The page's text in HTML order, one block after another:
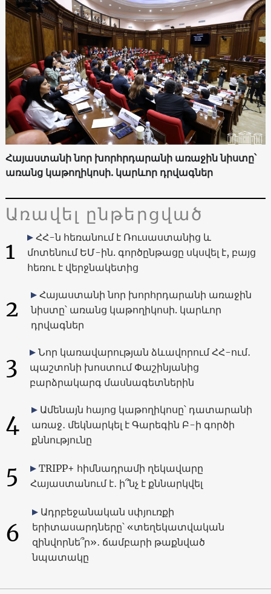
Հայաստանի նոր խորհրդարանի առաջին նիստը՝
առանց կաթողիկոսի. կարևոր դրվագներ
Առավել ընթերցված
1
ՀՀ-ն հեռանում է Ռուսաստանից և
մոտենում ԵՄ-ին. գործընթացը սկսվել է, բայց
հեռու է վերջնակետից
2
Հայաստանի նոր խորհրդարանի առաջին
նիստը՝ առանց կաթողիկոսի. կարևոր
դրվագներ
3
Նոր կառավարության ձևավորում ՀՀ-ում․
պաշտոնի խոստում Փաշինյանից
բարձրակարգ մասնագետներին
4
Ամենայն հայոց կաթողիկոսը՝ դատարանի
առաջ․ մեկնարկել է Գարեգին Բ-ի գործի
քննությունը
5
TRIPP+ հիմնադրամի ղեկավարը
Հայաստանում է․ ի՞նչ է քննարկվել
6
Ադրբեջանական սփյուռքի
երիտասարդները՝ «տեղեկատվական
զինվորնե՞ր»․ ճամբարի թաքնված
նպատակը